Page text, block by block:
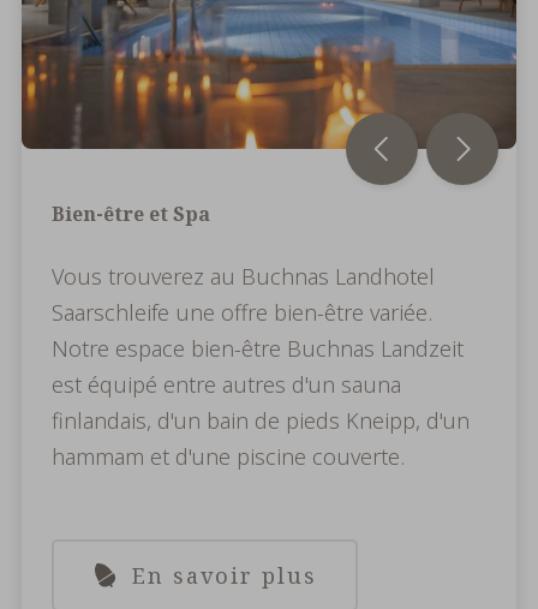
Bien-être et Spa
Vous trouverez au Buchnas Landhotel
Saarschleife une offre bien-être variée.
Notre espace bien-être Buchnas Landzeit
est équipé entre autres d'un sauna
finlandais, d'un bain de pieds Kneipp, d'un
hammam et d'une piscine couverte.
En savoir plus